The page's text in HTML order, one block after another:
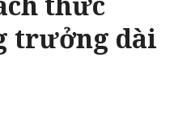
trưởng dài